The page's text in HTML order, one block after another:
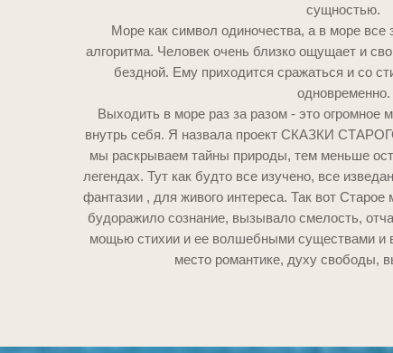
сущностью.
Море как символ одиночества, а в море все
алгоритма. Человек очень близко ощущает и
бездной. Ему приходится сражаться и со
одновременно.
Выходить в море раз за разом - это огромное
внутрь себя. Я назвала проект СКАЗКИ
мы раскрываем тайны природы, тем меньше
легендах. Тут как будто все изучено, все
фантазии , для живого интереса. Так вот
будоражило сознание, вызывало смелость,
мощью стихии и ее волшебными существами и
место романтике, духу свободы,